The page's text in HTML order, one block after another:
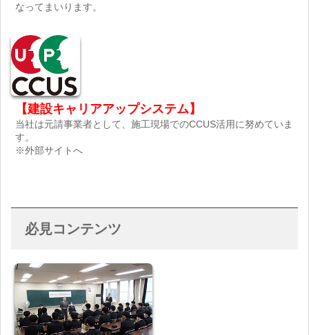
なってまいります。
【建設キャリアアップシステム】
当社は元請事業者として、施工現場でのCCUS活用に努めていま
す。
※外部サイトへ
必見コンテンツ